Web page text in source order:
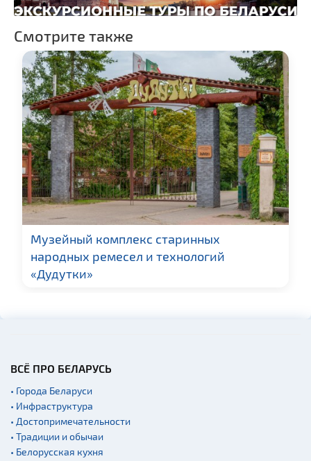
Смотрите также
Музейный комплекс старинных
народных ремесел и технологий
«Дудутки»
ВСЁ ПРО БЕЛАРУСЬ
• Города Беларуси
• Инфраструктура
• Достопримечательности
• Традиции и обычаи
• Белорусская кухня